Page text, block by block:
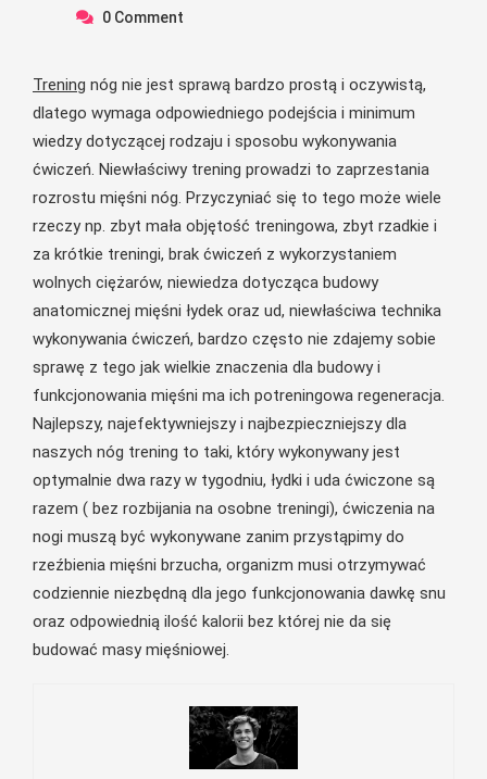
0 Comment
Trening nóg nie jest sprawą bardzo prostą i oczywistą,
dlatego wymaga odpowiedniego podejścia i minimum
wiedzy dotyczącej rodzaju i sposobu wykonywania
ćwiczeń. Niewłaściwy trening prowadzi to zaprzestania
rozrostu mięśni nóg. Przyczyniać się to tego może wiele
rzeczy np. zbyt mała objętość treningowa, zbyt rzadkie i
za krótkie treningi, brak ćwiczeń z wykorzystaniem
wolnych ciężarów, niewiedza dotycząca budowy
anatomicznej mięśni łydek oraz ud, niewłaściwa technika
wykonywania ćwiczeń, bardzo często nie zdajemy sobie
sprawę z tego jak wielkie znaczenia dla budowy i
funkcjonowania mięśni ma ich potreningowa regeneracja.
Najlepszy, najefektywniejszy i najbezpieczniejszy dla
naszych nóg trening to taki, który wykonywany jest
optymalnie dwa razy w tygodniu, łydki i uda ćwiczone są
razem ( bez rozbijania na osobne treningi), ćwiczenia na
nogi muszą być wykonywane zanim przystąpimy do
rzeźbienia mięśni brzucha, organizm musi otrzymywać
codziennie niezbędną dla jego funkcjonowania dawkę snu
oraz odpowiednią ilość kalorii bez której nie da się
budować masy mięśniowej.